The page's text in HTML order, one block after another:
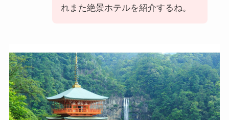
れまた絶景ホテルを紹介するね。